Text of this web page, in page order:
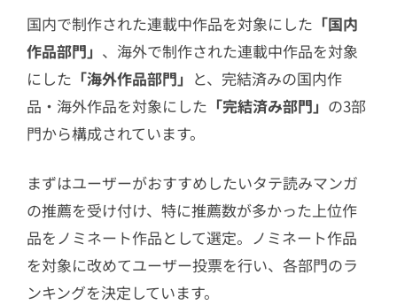
国内で制作された連載中作品を対象にした 「国内
作品部門」 、海外で制作された連載中作品を対象
にした 「海外作品部門」 と、完結済みの国内作
品・海外作品を対象にした 「完結済み部門」 の3部
門から構成されています。
まずはユーザーがおすすめしたいタテ読みマンガ
の推薦を受け付け、特に推薦数が多かった上位作
品をノミネート作品として選定。ノミネート作品
を対象に改めてユーザー投票を行い、各部門のラ
ンキングを決定しています。